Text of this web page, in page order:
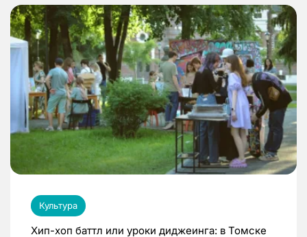
Культура
Хип-хоп баттл или уроки диджеинга: в Томске